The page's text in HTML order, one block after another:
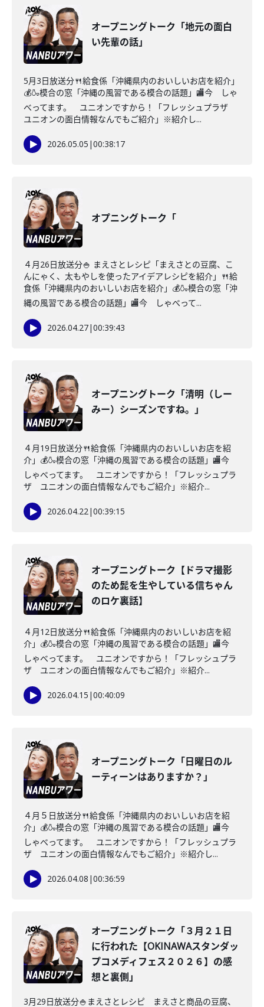
オープニングトーク「地元の面白
い先輩の話」
5月3日放送分🍴給食係「沖縄県内のおいしいお店を紹介」
💰🍶模合の窓「沖縄の風習である模合の話題」🏬今 しゃ
べってます。 ユニオンですから！「フレッシュプラザ
ユニオンの面白情報なんでもご紹介」※紹介し...
2026.05.05 |00:38:17
オプニングトーク「
４月26日放送分🍚 まえさとレシピ「まえさとの豆腐、こ
んにゃく、太もやしを使ったアイデアレシピを紹介」🍴給
食係「沖縄県内のおいしいお店を紹介」💰🍶模合の窓「沖
縄の風習である模合の話題」🏬今 しゃべって...
2026.04.27|00:39:43
オープニングトーク「清明（しー
みー）シーズンですね。」
４月19日放送分🍴給食係「沖縄県内のおいしいお店を紹
介」💰🍶模合の窓「沖縄の風習である模合の話題」🏬今
しゃべってます。 ユニオンですから！「フレッシュプラ
ザ ユニオンの面白情報なんでもご紹介」※紹介...
2026.04.22|00:39:15
オープニングトーク【ドラマ撮影
のため髭を生やしている信ちゃん
のロケ裏話】
４月12日放送分🍴給食係「沖縄県内のおいしいお店を紹
介」💰🍶模合の窓「沖縄の風習である模合の話題」🏬今
しゃべってます。 ユニオンですから！「フレッシュプラ
ザ ユニオンの面白情報なんでもご紹介」※紹介...
2026.04.15 |00:40:09
オープニングトーク「日曜日のル
ーティーンはありますか？」
４月５日放送分🍴給食係「沖縄県内のおいしいお店を紹
介」💰🍶模合の窓「沖縄の風習である模合の話題」🏬今
しゃべってます。 ユニオンですから！「フレッシュプラ
ザ ユニオンの面白情報なんでもご紹介」※紹介し...
2026.04.08 |00:36:59
オープニングトーク「３月２１日
に行われた【OKINAWAスタンダッ
プコメディフェス２０２６】の感
想と裏側」
3月29日放送分🍚まえさとレシピ まえさと商品の豆腐、